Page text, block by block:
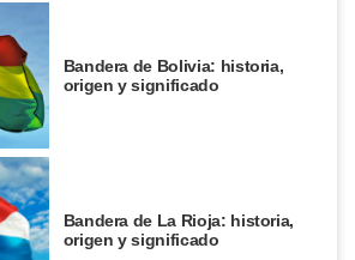
Bandera de Bolivia: historia,
origen y significado
Bandera de La Rioja: historia,
origen y significado